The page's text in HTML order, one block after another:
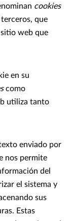
cookies
que
web que
en su
como
utiliza tanto
enviado por
nos permite
del
el sistema y
sus
Estas